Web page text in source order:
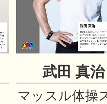
武田 真治
マッスル体操